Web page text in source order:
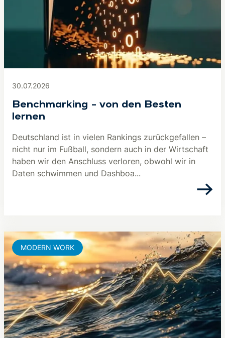
30.07.2026
Benchmarking – von den Besten
lernen
Deutschland ist in vielen Rankings zurückgefallen –
nicht nur im Fußball, sondern auch in der Wirtschaft
haben wir den Anschluss verloren, obwohl wir in
Daten schwimmen und Dashboa...
MODERN WORK